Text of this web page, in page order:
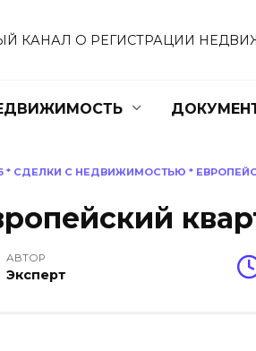
КАНАЛ О РЕГИСТРАЦИИ
* СДЕЛКИ С НЕДВИЖИМОСТЬЮ *
АВТОР
Эксперт